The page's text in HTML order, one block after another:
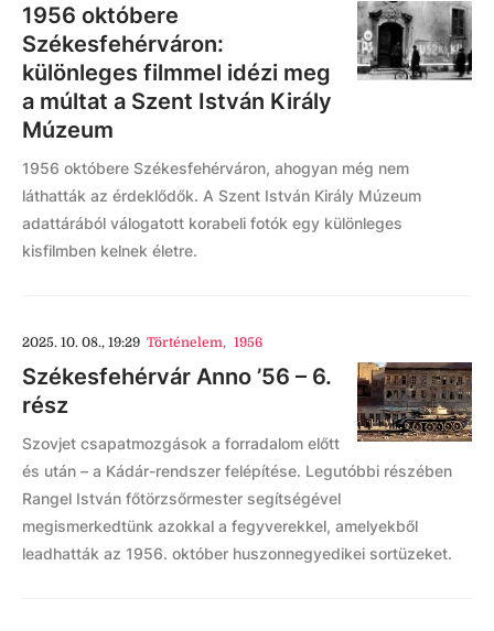
1956 októbere
Székesfehérváron:
különleges filmmel idézi meg
a múltat a Szent István Király
Múzeum
1956 októbere Székesfehérváron, ahogyan még nem
láthatták az érdeklődők. A Szent István Király Múzeum
adattárából válogatott korabeli fotók egy különleges
kisfilmben kelnek életre.
2025. 10. 08., 19:29 Történelem, 1956
Székesfehérvár Anno ’56 – 6.
rész
Szovjet csapatmozgások a forradalom előtt
és után – a Kádár-rendszer felépítése. Legutóbbi részében
Rangel István főtörzsőrmester segítségével
megismerkedtünk azokkal a fegyverekkel, amelyekből
leadhatták az 1956. október huszonnegyedikei sortüzeket.